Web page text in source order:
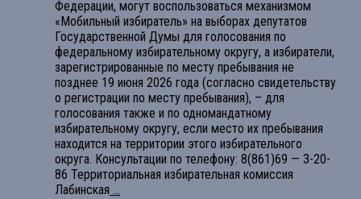
Федерации, могут воспользоваться механизмом
«Мобильный избиратель» на выборах депутатов
Государственной Думы для голосования по
федеральному избирательному округу, а избиратели,
зарегистрированные по месту пребывания не
позднее 19 июня 2026 года (согласно свидетельству
о регистрации по месту пребывания), – для
голосования также и по одномандатному
избирательному округу, если место их пребывания
находится на территории этого избирательного
округа. Консультации по телефону: 8(861)69 — 3-20-
86 Территориальная избирательная комиссия
Лабинская ...